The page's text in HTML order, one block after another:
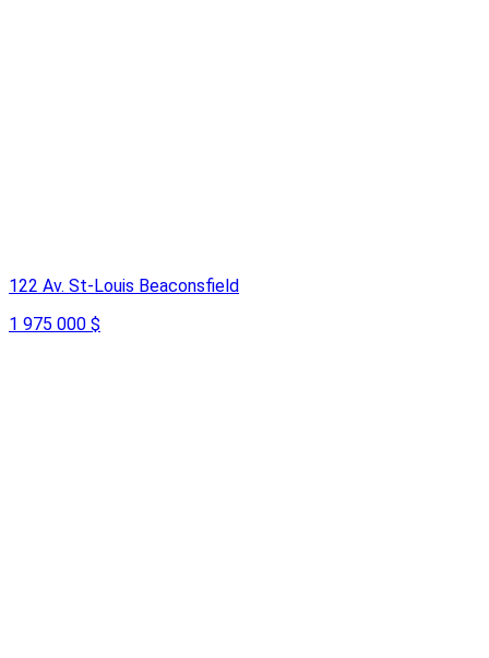
122 Av. St-Louis Beaconsfield
1 975 000 $